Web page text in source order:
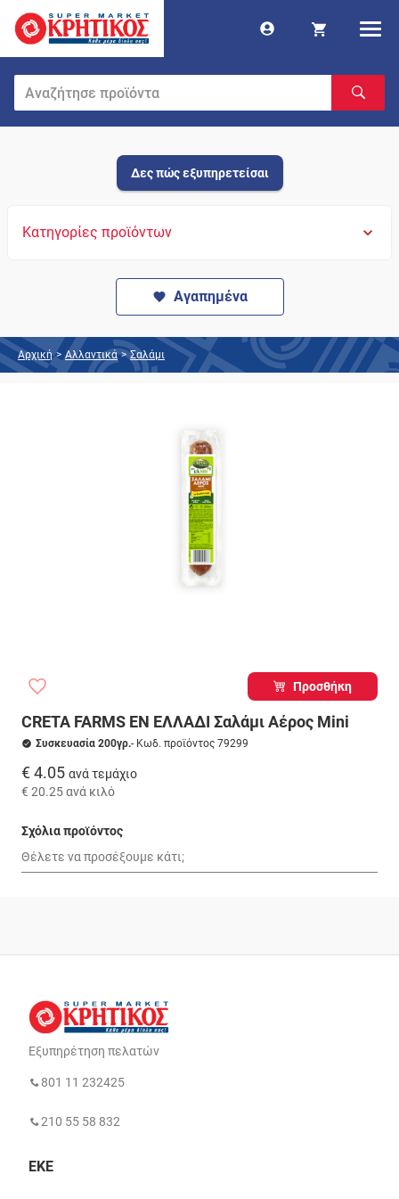
Δες πώς εξυπηρετείσαι
Κατηγορίες προϊόντων
Αγαπημένα
Αρχική > Αλλαντικά > Σαλάμι
Προσθήκη
CRETA FARMS ΕΝ ΕΛΛΑΔΙ Σαλάμι Αέρος Mini
Συσκευασία 200γρ.- Κωδ. προϊόντος 79299
€ 4.05 ανά τεμάχιο
€ 20.25ανά κιλό
Σχόλια προϊόντος
Εξυπηρέτηση πελατών
801 11 232425
210 55 58 832
ΕΚΕ